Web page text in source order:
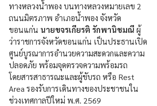
ทางหลวงน้ำพอง บนทางหลวงหมายเลข 2
ถนนมิตรภาพ อำเภอน้ำพอง จังหวัด
ขอนแก่น นายขจรเกียรติ รักพานิชมณี ผู้
ว่าราชการจังหวัดขอนแก่น เป็นประธานเปิด
ศูนย์บูรณาการอำนวยความสะดวกและความ
ปลอดภัย พร้อมจุดตรวจความพร้อมรถ
โดยสารสาธารณะและผู้ขับรถ หรือ Rest
Area รองรับการเดินทางของประชาชนใน
ช่วงเทศกาลปีใหม่ พ.ศ. 2569